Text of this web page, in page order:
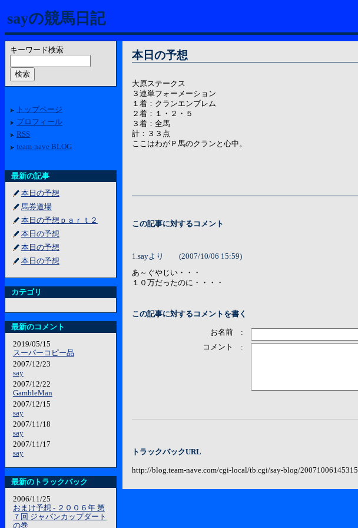
sayの競馬日記
キーワード検索
トップページ
プロフィール
RSS
team-nave BLOG
最新の記事
本日の予想
馬券道場
本日の予想ｐａｒｔ２
本日の予想
本日の予想
本日の予想
カテゴリ
最新のコメント
2019/05/15
スーパーコピー品
2007/12/23
say
2007/12/22
GambleMan
2007/12/15
say
2007/11/18
say
2007/11/17
say
最新のトラックバック
2006/11/25
おまけ予想 - ２００６年 第
７回 ジャパンカップダート
の巻
本日の予想
大原ステークス
３連単フォーメーション
１着：クランエンブレム
２着：１・２・５
３着：全馬
計：３３点
ここはわがＰ馬のクランと心中。
この記事に対するコメント
1.sayより (2007/10/06 15:59)
あ～ぐやじい・・・
１０万だったのに・・・・
この記事に対するコメントを書く
お名前 :
コメント :
トラックバックURL
http://blog.team-nave.com/cgi-local/tb.cgi/say-blog/20071006145315